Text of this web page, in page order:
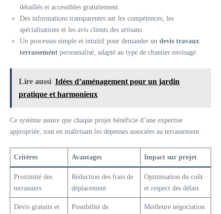
détaillés et accessibles gratuitement.
Des informations transparentes sur les compétences, les
spécialisations et les avis clients des artisans.
Un processus simple et intuitif pour demander un devis travaux
terrassement personnalisé, adapté au type de chantier envisagé.
Lire aussi Idées d’aménagement pour un jardin
pratique et harmonieux
Ce système assure que chaque projet bénéficie d’une expertise
appropriée, tout en maîtrisant les dépenses associées au terrassement.
Critères Avantages Impact sur projet
Proximité des
terrassiers
Réduction des frais de
déplacement
Optimisation du coût
et respect des délais
Devis gratuits et
Possibilité de
Meilleure négociation